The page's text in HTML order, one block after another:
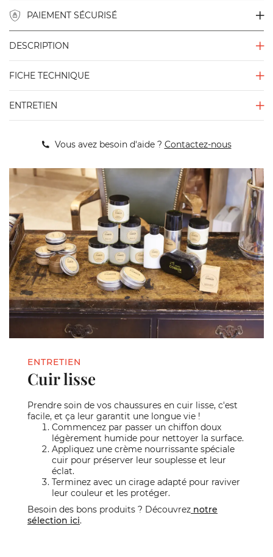
PAIEMENT SÉCURISÉ
DESCRIPTION
FICHE TECHNIQUE
ENTRETIEN
Vous avez besoin d'aide ? Contactez-nous
ENTRETIEN
Cuir lisse
Prendre soin de vos chaussures en cuir lisse, c'est
facile, et ça leur garantit une longue vie !
Commencez par passer un chiffon doux
légèrement humide pour nettoyer la surface.
Appliquez une crème nourrissante spéciale
cuir pour préserver leur souplesse et leur
éclat.
Terminez avec un cirage adapté pour raviver
leur couleur et les protéger.
Besoin des bons produits ? Découvrez notre
sélection ici.